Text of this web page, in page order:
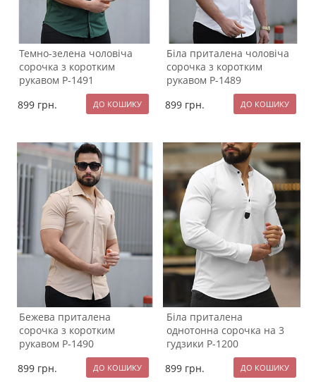
Темно-зелена чоловіча
сорочка з коротким
рукавом Р-1491
899 грн.
Біла приталена чоловіча
сорочка з коротким
рукавом Р-1489
899 грн.
Бежева приталена
сорочка з коротким
рукавом Р-1490
899 грн.
Біла приталена
однотонна сорочка на 3
гудзики Р-1200
899 грн.